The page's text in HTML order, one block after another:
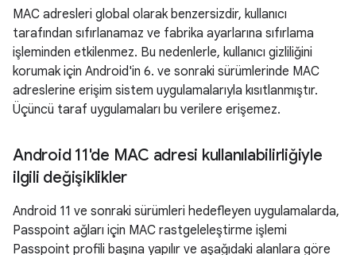
MAC adresleri global olarak benzersizdir, kullanıcı
tarafından sıfırlanamaz ve fabrika ayarlarına sıfırlama
işleminden etkilenmez. Bu nedenlerle, kullanıcı gizliliğini
korumak için Android'in 6. ve sonraki sürümlerinde MAC
adreslerine erişim sistem uygulamalarıyla kısıtlanmıştır.
Üçüncü taraf uygulamaları bu verilere erişemez.
Android 11'de MAC adresi kullanılabilirliğiyle
ilgili değişiklikler
Android 11 ve sonraki sürümleri hedefleyen uygulamalarda,
Passpoint ağları için MAC rastgeleleştirme işlemi
Passpoint profili başına yapılır ve aşağıdaki alanlara göre